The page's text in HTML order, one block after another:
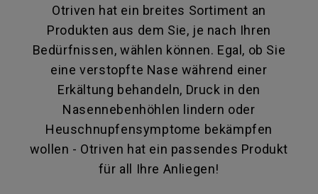
Otriven hat ein breites Sortiment an
Produkten aus dem Sie, je nach Ihren
Bedürfnissen, wählen können. Egal, ob Sie
eine verstopfte Nase während einer
Erkältung behandeln, Druck in den
Nasennebenhöhlen lindern oder
Heuschnupfensymptome bekämpfen
wollen - Otriven hat ein passendes Produkt
für all Ihre Anliegen!